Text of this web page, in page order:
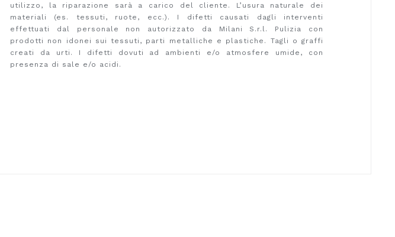
utilizzo, la riparazione sarà a carico del cliente. L’usura naturale dei
materiali (es. tessuti, ruote, ecc.). I difetti causati dagli interventi
effettuati dal personale non autorizzato da Milani S.r.l. Pulizia con
prodotti non idonei sui tessuti, parti metalliche e plastiche. Tagli o graffi
creati da urti. I difetti dovuti ad ambienti e/o atmosfere umide, con
presenza di sale e/o acidi.